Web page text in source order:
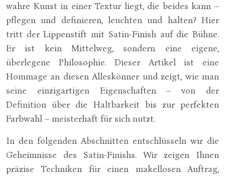
wahre Kunst in einer Textur liegt, die beides kann –
pflegen und definieren, leuchten und halten? Hier
tritt der Lippenstift mit Satin-Finish auf die Bühne.
Er ist kein Mittelweg, sondern eine eigene,
überlegene Philosophie. Dieser Artikel ist eine
Hommage an diesen Alleskönner und zeigt, wie man
seine einzigartigen Eigenschaften – von der
Definition über die Haltbarkeit bis zur perfekten
Farbwahl – meisterhaft für sich nutzt.
In den folgenden Abschnitten entschlüsseln wir die
Geheimnisse des Satin-Finishs. Wir zeigen Ihnen
präzise Techniken für einen makellosen Auftrag,